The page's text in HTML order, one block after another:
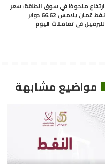
ارتفاع ملحوظ في سوق الطاقة: سعر
نفط عُمان يلامس 66.62 دولار
للبرميل في تعاملات اليوم
مواضيع مشابهة